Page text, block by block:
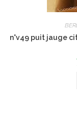
n°v49 puit jauge